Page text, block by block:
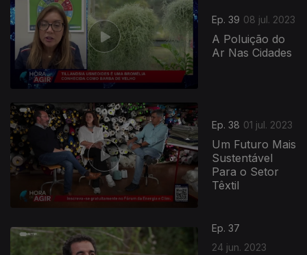
Ep. 39 08 jul. 2023
A Poluição do
Ar Nas Cidades
Ep. 38 01 jul. 2023
Um Futuro Mais
Sustentável
Para o Setor
Têxtil
Ep. 37
24 jun. 2023
700823